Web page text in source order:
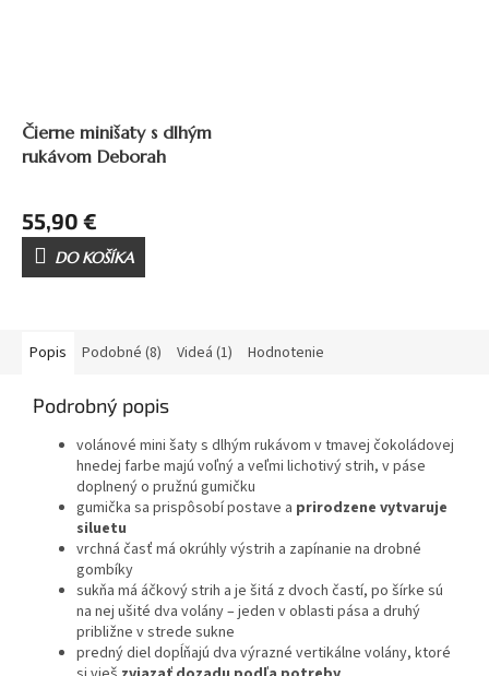
Čierne minišaty s dlhým
rukávom Deborah
55,90 €
DO KOŠÍKA
Popis Podobné (8) Videá (1) Hodnotenie
Podrobný popis
volánové mini šaty s dlhým rukávom v tmavej čokoládovej
hnedej farbe majú voľný a veľmi lichotivý strih, v páse
doplnený o pružnú gumičku
gumička sa prispôsobí postave a prirodzene vytvaruje
siluetu
vrchná časť má okrúhly výstrih a zapínanie na drobné
gombíky
sukňa má áčkový strih a je šitá z dvoch častí, po šírke sú
na nej ušité dva volány – jeden v oblasti pása a druhý
približne v strede sukne
predný diel dopĺňajú dva výrazné vertikálne volány, ktoré